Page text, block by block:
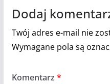
Dodaj
Twój adres e-mail nie
Wymagane pola są
Komentarz *